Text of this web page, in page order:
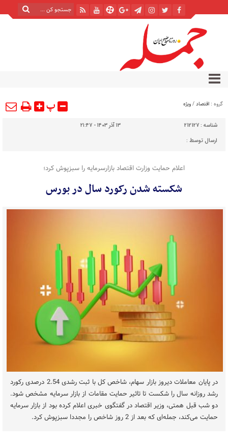
گروه : اقتصاد/ویژه پ
شناسه : 212127
۱۳ آذر ۱۴۰۳ - ۲۱:۴۷
ارسال توسط :
اعلام حمایت وزارت‌ اقتصاد بازارسرمایه را سبزپوش کرد؛
شکسته شدن رکورد سال در بورس
در پایان معاملات ديروز بازار سهام، شاخص کل با ثبت رشدی 2.54 درصدی رکورد
رشد روزانه سال را شکست تا تاثیر حمایت مقامات از بازار سرمایه مشخص شود.
دو شب قبل همتی، وزیر اقتصاد در گفتگوی خبری اعلام کرده بود از بازار سرمایه
حمایت می‌کند، جمله‌ای که بعد از 2 روز شاخص را مجددا سبزپوش کرد.